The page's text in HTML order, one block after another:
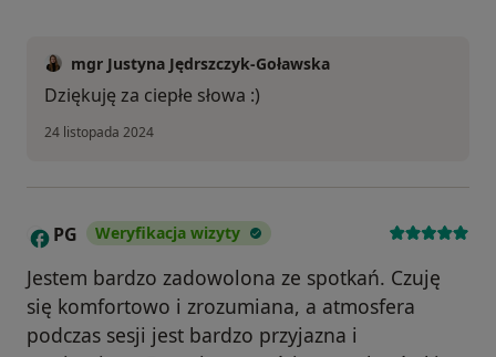
mgr Justyna Jędrszczyk-Goławska
Dziękuję za ciepłe słowa :)
24 listopada 2024
P PG Weryfikacja wizyty
Jestem bardzo zadowolona ze spotkań. Czuję
się komfortowo i zrozumiana, a atmosfera
podczas sesji jest bardzo przyjazna i